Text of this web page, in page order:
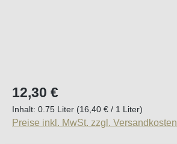
Regulärer Preis:
12,30 €
Inhalt: 0.75 Liter (16,40 € / 1 Liter)
Preise inkl. MwSt. zzgl. Versandkosten